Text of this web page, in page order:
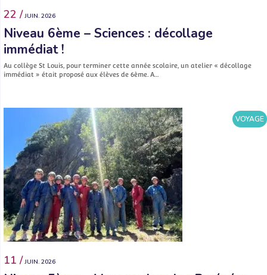
22 / JUIN. 2026
Niveau 6ème – Sciences : décollage
immédiat !
Au collège St Louis, pour terminer cette année scolaire, un atelier « décollage
immédiat » était proposé aux élèves de 6ème. A…
VOYAGE
11 / JUIN. 2026